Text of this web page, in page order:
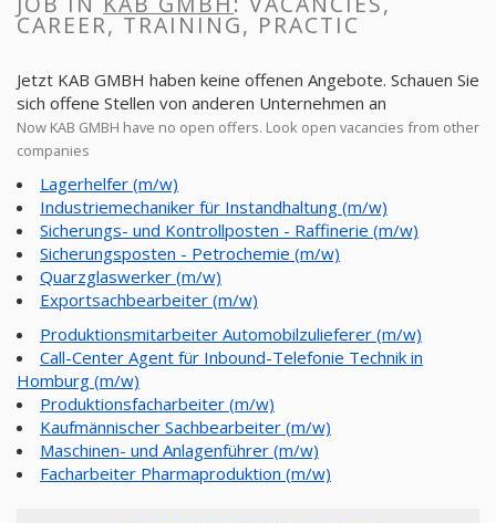
CAREER, TRAINING, PRACTIC
Jetzt KAB GMBH haben keine offenen Angebote. Schauen Sie
sich offene Stellen von anderen Unternehmen an
Now KAB GMBH have no open offers. Look open vacancies from other
companies
Lagerhelfer (m/w)
Industriemechaniker für Instandhaltung (m/w)
Sicherungs- und Kontrollposten - Raffinerie (m/w)
Sicherungsposten - Petrochemie (m/w)
Quarzglaswerker (m/w)
Exportsachbearbeiter (m/w)
Produktionsmitarbeiter Automobilzulieferer (m/w)
Call-Center Agent für Inbound-Telefonie Technik in
Homburg (m/w)
Produktionsfacharbeiter (m/w)
Kaufmännischer Sachbearbeiter (m/w)
Maschinen- und Anlagenführer (m/w)
Facharbeiter Pharmaproduktion (m/w)